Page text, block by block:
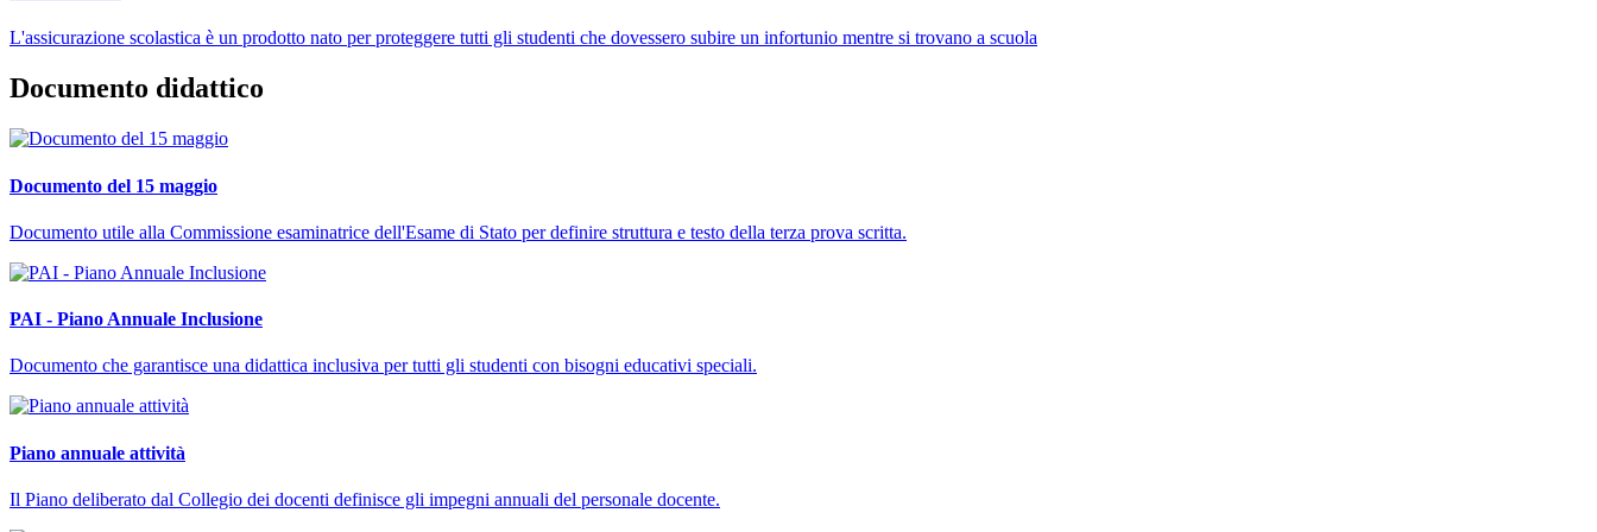
L'assicurazione scolastica è un prodotto nato per proteggere tutti gli studenti che dovessero subire un infortunio mentre si trovano a scuola
Documento didattico
Documento del 15 maggio
Documento utile alla Commissione esaminatrice dell'Esame di Stato per definire struttura e testo della terza prova scritta.
PAI - Piano Annuale Inclusione
Documento che garantisce una didattica inclusiva per tutti gli studenti con bisogni educativi speciali.
Piano annuale attività
Il Piano deliberato dal Collegio dei docenti definisce gli impegni annuali del personale docente.